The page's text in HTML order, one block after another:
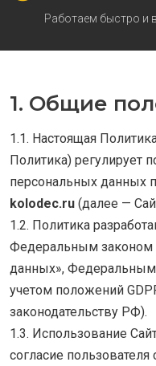
Работаем быстро и
1. Общие
1.1. Настоящая
Политика) регулирует
персональных данных
kolodec.ru (далее —
1.2. Политика
Федеральным
данных»,
учетом положений
законодательству РФ).
1.3. Использование
согласие